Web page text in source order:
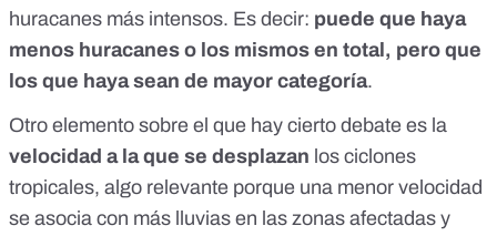
huracanes más intensos. Es decir: puede que haya
menos huracanes o los mismos en total, pero que
los que haya sean de mayor categoría.
Otro elemento sobre el que hay cierto debate es la
velocidad a la que se desplazan los ciclones
tropicales, algo relevante porque una menor velocidad
se asocia con más lluvias en las zonas afectadas y